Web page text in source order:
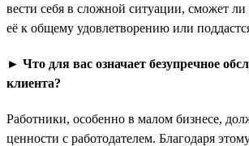
вести себя в сложной ситуации, сможет
её к общему удовлетворению или
► Что для вас означает безупречное
клиента?
Работники, особенно в малом бизнесе,
ценности с работодателем. Благодаря